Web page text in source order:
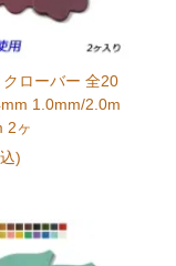
ローバー 全20
1.0mm/2.0m
2ヶ
)